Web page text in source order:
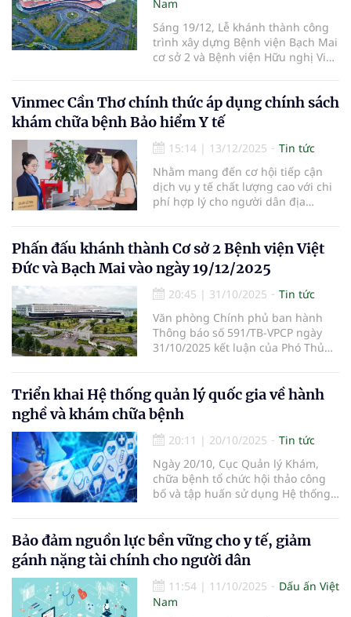
Nam
Sáng 19/12, Lễ khánh thành công
trình xây dựng Bệnh viện Bạch Mai
cơ sở 2 và Bệnh viện Hữu nghị Việt
Bình.
Vinmec Cần Thơ chính thức áp dụng chính sách
khám chữa bệnh Bảo hiểm Y tế
15:14 | 13/12/2025
Tin tức
Nhằm mang đến cơ hội tiếp cận
dịch vụ y tế chất lượng cao với chi
phí hợp lý cho người dân địa
chính thức triển khai chính sách
khám chữa bệnh theo diện Bảo
hiểm Y tế (BHYT).
Phấn đấu khánh thành Cơ sở 2 Bệnh viện Việt
Đức và Bạch Mai vào ngày 19/12/2025
20:45 | 31/10/2025
Tin tức
Văn phòng Chính phủ ban hành
Thông báo số 591/TB-VPCP ngày
31/10/2025 kết luận của Phó Thủ
trình...
Triển khai Hệ thống quản lý quốc gia về hành
nghề và khám chữa bệnh
20:11 | 20/10/2025
Tin tức
Ngày 20/10, Cục Quản lý Khám,
chữa bệnh tổ chức hội thảo công
bố và tập huấn sử dụng Hệ thống
bệnh...
Bảo đảm nguồn lực bền vững cho y tế, giảm
gánh nặng tài chính cho người dân
11:54 | 11/10/2025
Dấu ấn Việt
Nam